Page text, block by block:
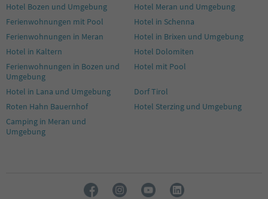
Hotel Bozen und Umgebung
Hotel Meran und Umgebung
Ferienwohnungen mit Pool
Hotel in Schenna
Ferienwohnungen in Meran
Hotel in Brixen und Umgebung
Hotel in Kaltern
Hotel Dolomiten
Ferienwohnungen in Bozen und
Umgebung
Hotel mit Pool
Hotel in Lana und Umgebung
Dorf Tirol
Roten Hahn Bauernhof
Hotel Sterzing und Umgebung
Camping in Meran und
Umgebung